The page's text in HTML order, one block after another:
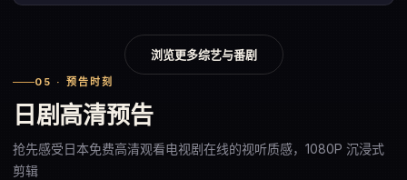
浏览更多综艺与番剧
05 · 预告时刻
日剧高清预告
抢先感受日本免费高清观看电视剧在线的视听质感，1080P 沉浸式
剪辑